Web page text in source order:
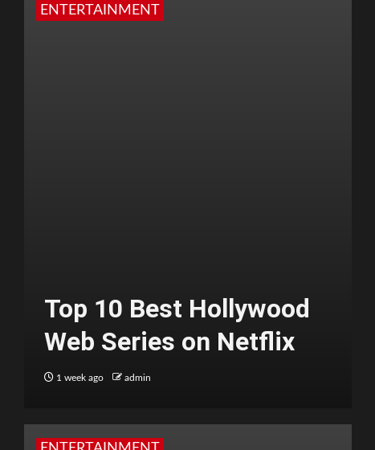
ENTERTAINMENT
Top 10 Best Hollywood
Web Series on Netflix
1 week ago admin